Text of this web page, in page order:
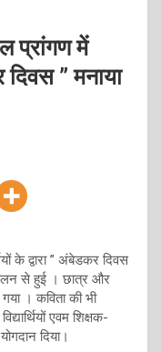
प्रांगण में
दिवस ” मनाया
के द्वारा ” अंबेडकर दिवस
से हुई । छात्र और
। कविता की भी
एवम शिक्षक-
दिया।